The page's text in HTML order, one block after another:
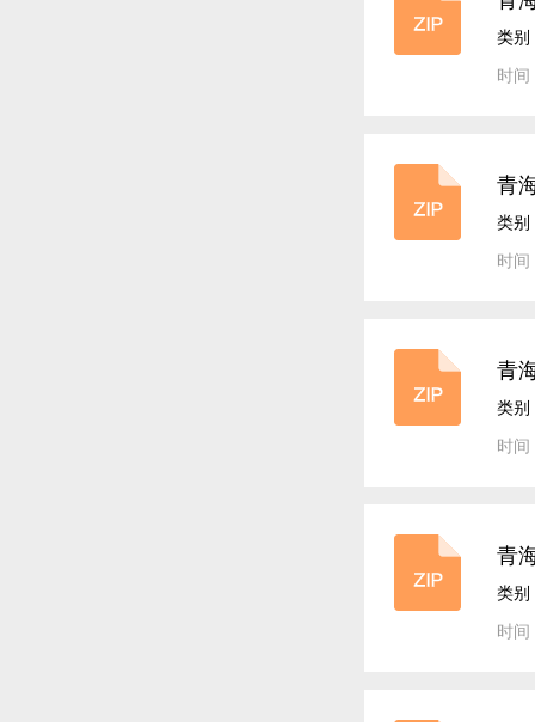
案
类别
时
青
案
类别
时
青
案
类别
时
青
试
类别
时